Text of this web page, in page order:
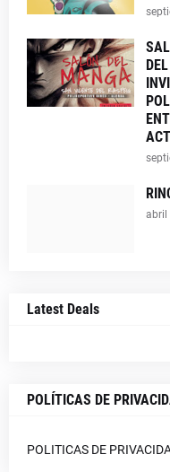
abril
Latest Deals
POLÍTICAS DE
POLITICAS DE